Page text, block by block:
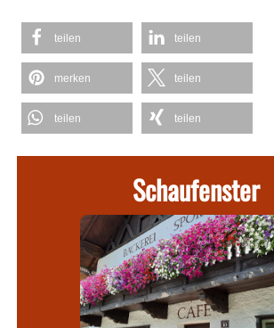
teilen teilen
merken teilen
teilen teilen
Schaufenster